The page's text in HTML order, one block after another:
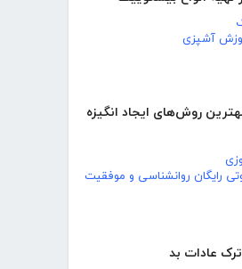
آشپزی
روش‌های ایجاد انگیزه
رایگان روانشناسی و موفقیت
عادات بد